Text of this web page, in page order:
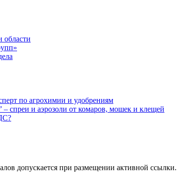
области
по агрохимии и удобрениям
спреи и аэрозоли от комаров, мошек и клещей
допускается при размещении активной ссылки.